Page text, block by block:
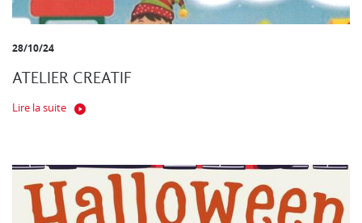
28/10/24
ATELIER CREATIF
Lire la suite